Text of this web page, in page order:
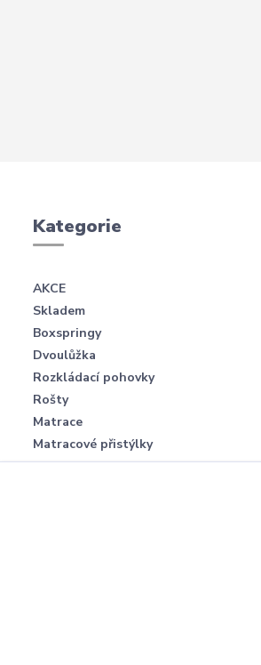
Kategorie
AKCE
Skladem
Boxspringy
Dvoulůžka
Rozkládací pohovky
Rošty
Matrace
Matracové přistýlky